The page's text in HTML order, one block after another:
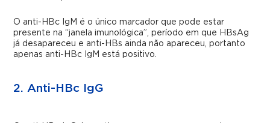
O anti-HBc IgM é o único marcador que pode estar
presente na “janela imunológica”, período em que HBsAg
já desapareceu e anti-HBs ainda não apareceu, portanto
apenas anti-HBc IgM está positivo.
2. Anti-HBc IgG